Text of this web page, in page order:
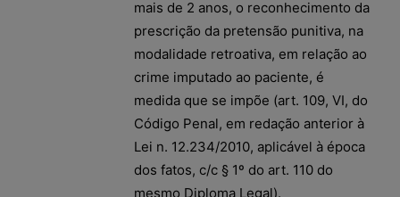
mais de 2 anos, o reconhecimento da
prescrição da pretensão punitiva, na
modalidade retroativa, em relação ao
crime imputado ao paciente, é
medida que se impõe (art. 109, VI, do
Código Penal, em redação anterior à
Lei n. 12.234/2010, aplicável à época
dos fatos, c/c § 1º do art. 110 do
mesmo Diploma Legal).